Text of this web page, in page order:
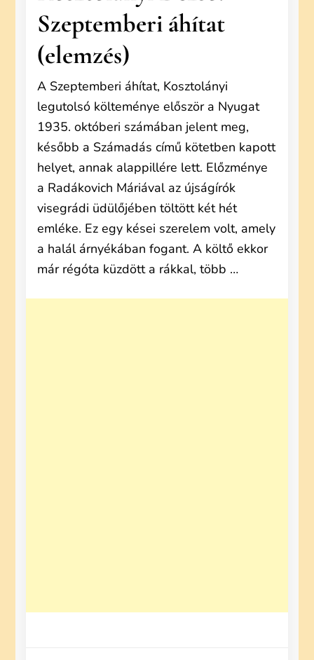
Szeptemberi áhítat
(elemzés)
A Szeptemberi áhítat, Kosztolányi
legutolsó költeménye először a Nyugat
1935. októberi számában jelent meg,
később a Számadás című kötetben kapott
helyet, annak alappillére lett. Előzménye
a Radákovich Máriával az újságírók
visegrádi üdülőjében töltött két hét
emléke. Ez egy kései szerelem volt, amely
a halál árnyékában fogant. A költő ekkor
már régóta küzdött a rákkal, több …